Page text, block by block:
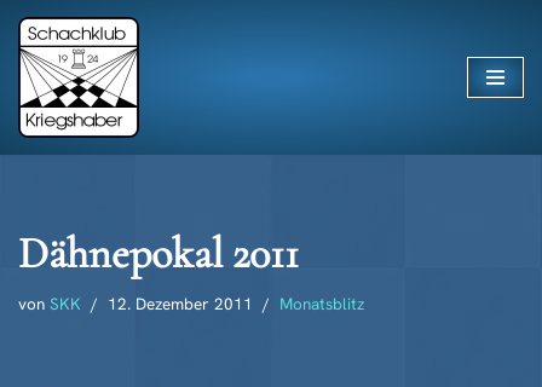
Zum
Inhalt
springen
Dähnepokal 2011
von SKK 12. Dezember 2011 Monatsblitz